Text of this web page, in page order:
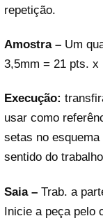
repetição.
Amostra – Um
3,5mm = 21 pts. x
Execução:
usar como
setas no
sentido do
Saia – Trab. a
Inicie a peça pelo